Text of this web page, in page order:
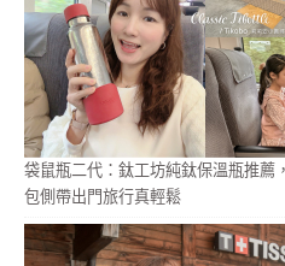
袋鼠瓶二代：鈦工坊純鈦保溫瓶推薦
包側帶出門旅行真輕鬆